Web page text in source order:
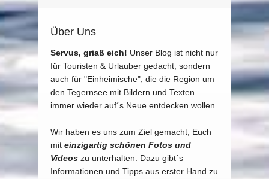
Über Uns
Servus, griaß eich! Unser Blog ist nicht nur
für Touristen & Urlauber gedacht, sondern
auch für "Einheimische", die die Region um
den Tegernsee mit Bildern und Texten
immer wieder auf´s Neue entdecken wollen.
Wir haben es uns zum Ziel gemacht, Euch
mit einzigartig schönen Fotos und
Videos zu unterhalten. Dazu gibt´s
Informationen und Tipps aus erster Hand zu